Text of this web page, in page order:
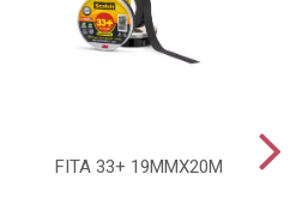
FITA 33+ 19MMX20M